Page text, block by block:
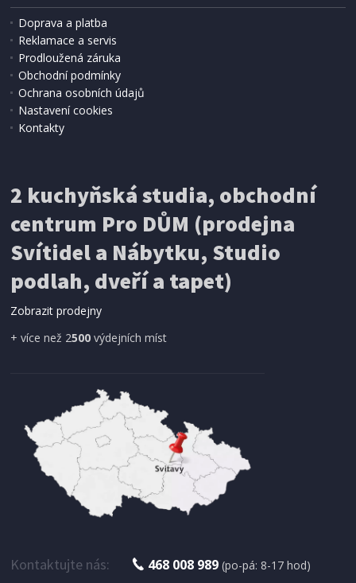
Doprava a platba
Reklamace a servis
Prodloužená záruka
Obchodní podmínky
Ochrana osobních údajů
Nastavení cookies
Kontakty
2 kuchyňská studia, obchodní
centrum Pro DŮM (prodejna
Svítidel a Nábytku, Studio
podlah, dveří a tapet)
Zobrazit prodejny
+ více než 2500 výdejních míst
Kontaktujte nás: 468 008 989 (po-pá: 8-17 hod)